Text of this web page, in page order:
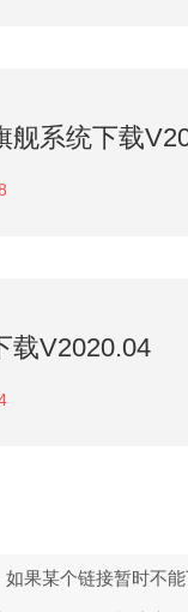
舰系统下载
载V2020.04
果某个链接暂时不